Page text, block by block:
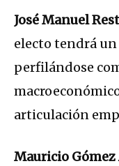
José Manuel
electo tendrá
perfilándose
articulación
Mauricio